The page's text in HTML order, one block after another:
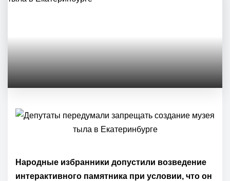
Народные избранники допустили возведение
интерактивного памятника при условии, что он